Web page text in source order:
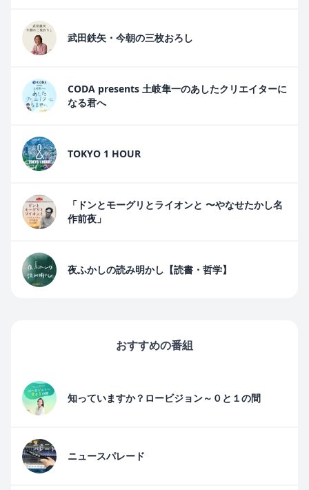
武田鉄矢・今朝の三枚おろし
CODA presents 土岐隼一のあしたクリエイターに
なる君へ
TOKYO 1 HOUR
「ドンとモーグリとライオンと 〜やなせたかし名
作前夜」
夜ふかしの読み明かし【読書・哲学】
おすすめの番組
知っていますか？ロービジョン～０と１の間
ニュースパレード